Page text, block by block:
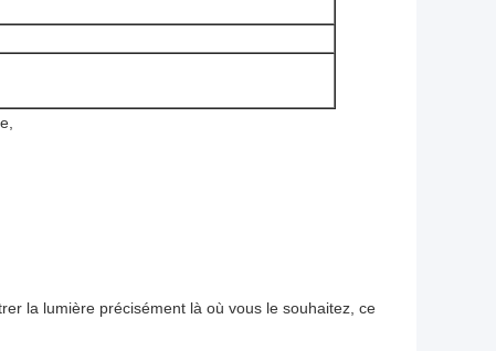
la lumière précisément là où vous le souhaitez, ce